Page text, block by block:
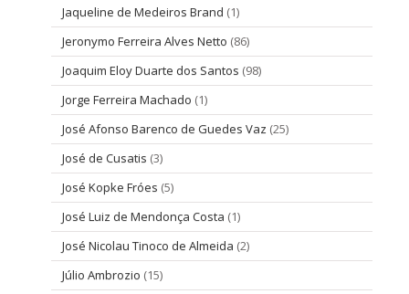
Jaqueline de Medeiros Brand (1)
Jeronymo Ferreira Alves Netto (86)
Joaquim Eloy Duarte dos Santos (98)
Jorge Ferreira Machado (1)
José Afonso Barenco de Guedes Vaz (25)
José de Cusatis (3)
José Kopke Fróes (5)
José Luiz de Mendonça Costa (1)
José Nicolau Tinoco de Almeida (2)
Júlio Ambrozio (15)